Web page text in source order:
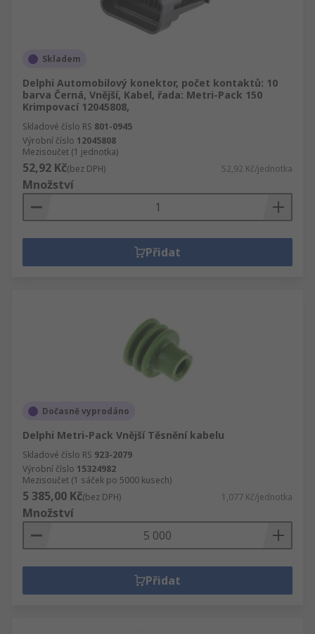
Skladem
Delphi Automobilový konektor, počet kontaktů: 10
barva Černá, Vnější, Kabel, řada: Metri-Pack 150
Krimpovací 12045808,
Skladové číslo RS 801-0945
Výrobní číslo 12045808
Mezisoučet (1 jednotka)
52,92 Kč(bez DPH) 52,92 Kč/jednotka
Množství
Přidat
Dočasně vyprodáno
Delphi Metri-Pack Vnější Těsnění kabelu
Skladové číslo RS 923-2079
Výrobní číslo 15324982
Mezisoučet (1 sáček po 5000 kusech)
5 385,00 Kč(bez DPH) 1,077 Kč/jednotka
Množství
Přidat